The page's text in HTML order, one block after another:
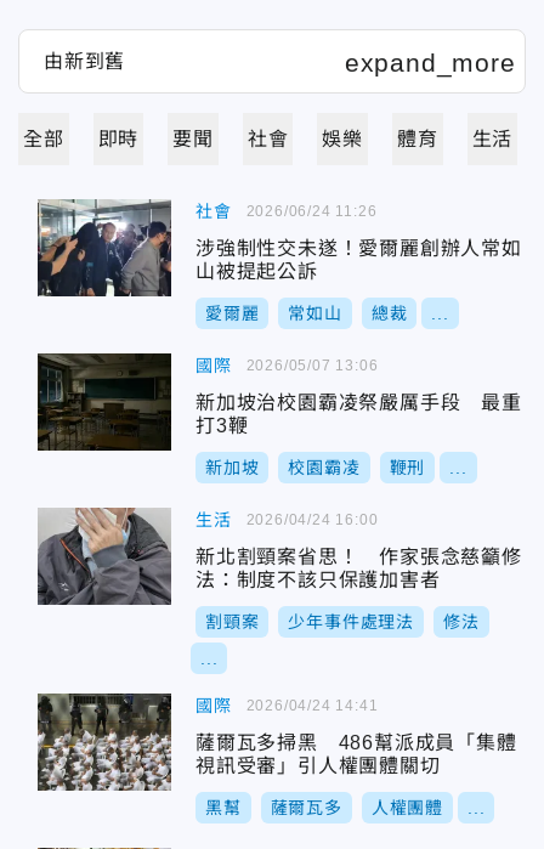
全部 即時 要聞 社會 娛樂 體育 生活
社會
涉強制性交未遂！愛爾麗創辦人常如
山被提起公訴
愛爾麗 常如山 總裁
2026/06/24 11:26
國際
新加坡治校園霸凌祭嚴厲手段 最重
打3鞭
新加坡 校園霸凌 鞭刑
2026/05/07 13:06
生活
新北割頸案省思！ 作家張念慈籲修
法：制度不該只保護加害者
割頸案 少年事件處理法 修法
2026/04/24 16:00
國際
薩爾瓦多掃黑 486幫派成員「集體
視訊受審」引人權團體關切
黑幫 薩爾瓦多 人權團體
2026/04/24 14:41